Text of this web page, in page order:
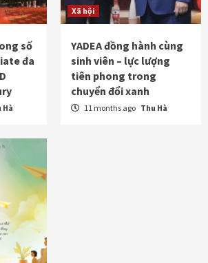
số
đa
Hà
Xã hội
YADEA đồng hành cùng
sinh viên – lực lượng
tiên phong trong
chuyển đổi xanh
11 months ago Thu Hà